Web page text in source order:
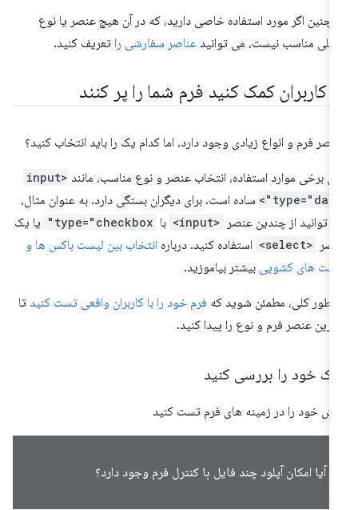
اگر مورد استفاده خاصی دارید، که در آن هیچ عنصر یا نوع
مناسب نیست، می توانیدعناصر سفارشی راتعریف کنید.
کاربران کمک کنید فرم شما را پر کنند
فرم و انواع زیادی وجود دارد، اما کدام یک را باید انتخاب کنید؟
برخی موارد استفاده، انتخاب عنصر و نوع مناسب، مانند <input
ساده است. برای دیگران بستگی دارد. به عنوان مثال،
توانید از چندین عنصر <input> با type="checkbox"
یا یک
<select> استفاده کنید. دربارهانتخاب بین لیست باکس ها و
های کشوییبیشتر بیاموزید.
طور کلی، مطمئن شوید که فرم خود را با کاربران واقعی تست کنیدتا
عنصر فرم و نوع را پیدا کنید.
خود را بررسی کنید
خود را در زمینه های فرم تست کنید
آیا امکان آپلود چند فایل با کنترل فرم وجود دارد؟